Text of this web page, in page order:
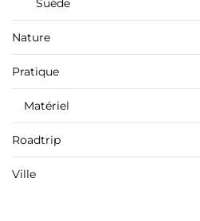
Suède
Nature
Pratique
Matériel
Roadtrip
Ville